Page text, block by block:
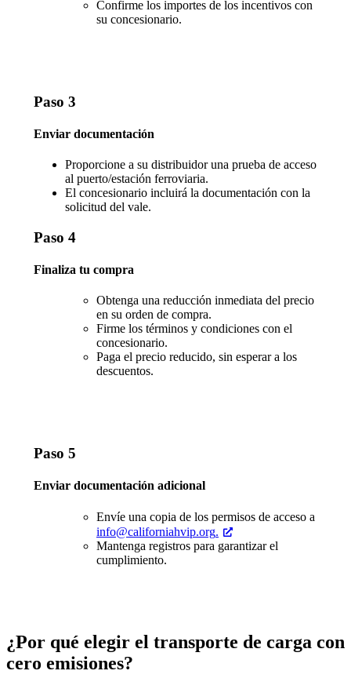
Confirme los importes de los incentivos con
su concesionario.
Paso 3
Enviar documentación
Proporcione a su distribuidor una prueba de acceso
al puerto/estación ferroviaria.
El concesionario incluirá la documentación con la
solicitud del vale.
Paso 4
Finaliza tu compra
Obtenga una reducción inmediata del precio
en su orden de compra.
Firme los términos y condiciones con el
concesionario.
Paga el precio reducido, sin esperar a los
descuentos.
Paso 5
Enviar documentación adicional
Envíe una copia de los permisos de acceso a
info@californiahvip.org.
Mantenga registros para garantizar el
cumplimiento.
¿Por qué elegir el transporte de carga con
cero emisiones?